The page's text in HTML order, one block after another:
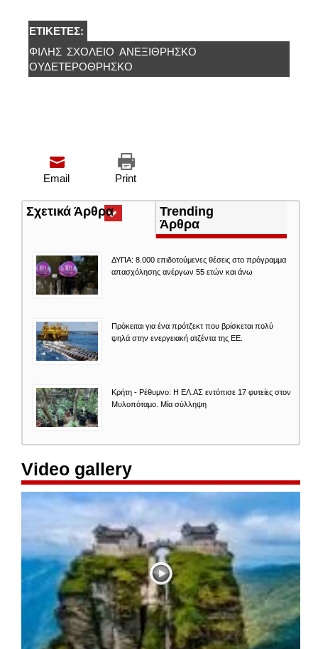
ΕΤΙΚΈΤΕΣ:
ΦΊΛΗΣ ΣΧΟΛΕΊΟ ΑΝΕΞΊΘΡΗΣΚΟ
ΟΥΔΕΤΕΡΌΘΡΗΣΚΟ
Print
Email
Σχετικά Άρθρα(ενεργή
καρτέλα)
Trending
Άρθρα
ΔΥΠΑ: 8.000 επιδοτούμενες θέσεις στο πρόγραμμα
απασχόλησης ανέργων 55 ετών και άνω
Πρόκειται για ένα πρότζεκτ που βρίσκεται πολύ
ψηλά στην ενεργειακή ατζέντα της ΕΕ.
Κρήτη - Ρέθυμνο: Η ΕΛ.ΑΣ εντόπισε 17 φυτείες στον
Μυλοπόταμο. Μία σύλληψη
Video gallery